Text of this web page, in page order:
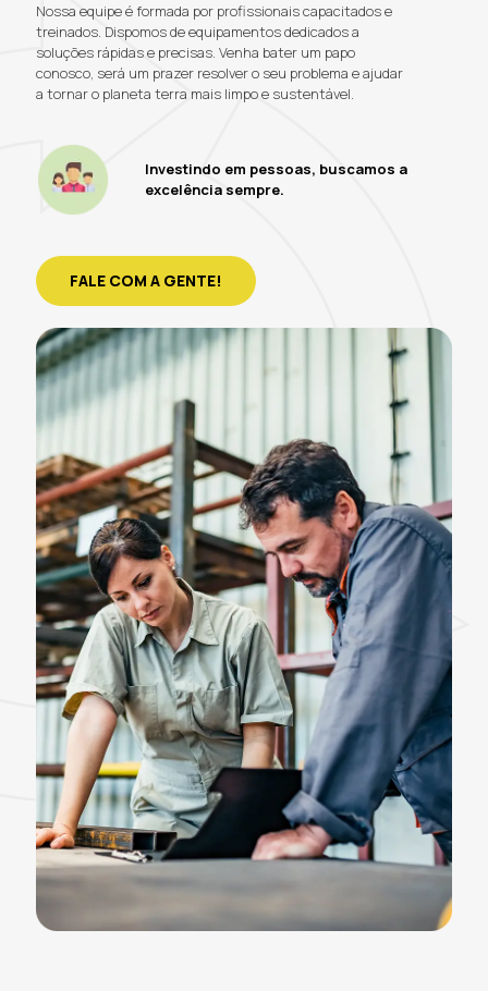
Nossa equipe é formada por profissionais capacitados e
treinados. Dispomos de equipamentos dedicados a
soluções rápidas e precisas. Venha bater um papo
conosco, será um prazer resolver o seu problema e ajudar
a tornar o planeta terra mais limpo e sustentável.
Investindo em pessoas, buscamos a
excelência sempre.
FALE COM A GENTE!